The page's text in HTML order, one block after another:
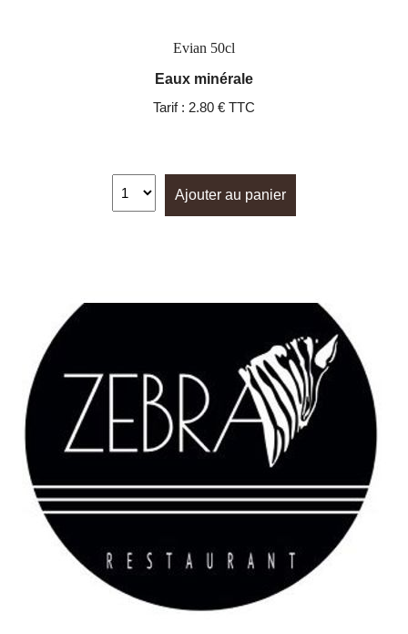
Evian 50cl
Eaux minérale
Tarif : 2.80 € TTC
Ajouter au panier